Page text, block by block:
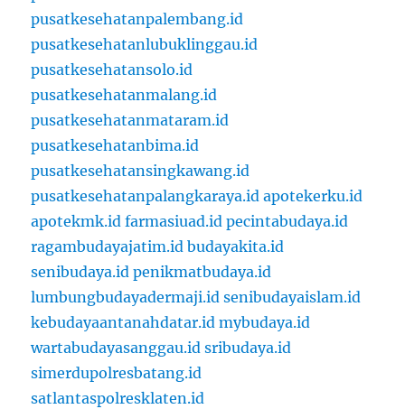
pusatkesehatanpalembang.id
pusatkesehatanlubuklinggau.id
pusatkesehatansolo.id
pusatkesehatanmalang.id
pusatkesehatanmataram.id
pusatkesehatanbima.id
pusatkesehatansingkawang.id
pusatkesehatanpalangkaraya.id apotekerku.id
apotekmk.id farmasiuad.id pecintabudaya.id
ragambudayajatim.id budayakita.id
senibudaya.id penikmatbudaya.id
lumbungbudayadermaji.id senibudayaislam.id
kebudayaantanahdatar.id mybudaya.id
wartabudayasanggau.id sribudaya.id
simerdupolresbatang.id
satlantaspolresklaten.id